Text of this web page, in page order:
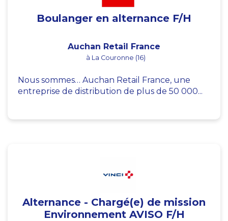
Boulanger en alternance F/H
Auchan Retail France
à La Couronne (16)
Nous sommes… Auchan Retail France, une
entreprise de distribution de plus de 50 000...
Alternance - Chargé(e) de mission
Environnement AVISO F/H